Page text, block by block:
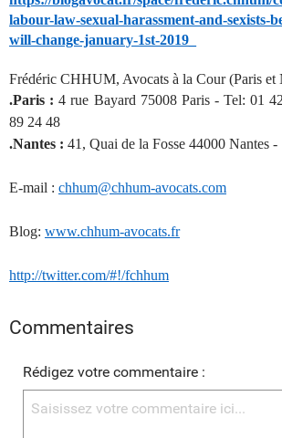
labour-law-sexual-harassment-and-sexists-
will-change-january-1st-2019_
Frédéric CHHUM, Avocats à la Cour (Paris et
.Paris : 4 rue Bayard 75008 Paris - Tel: 01
89 24 48
.Nantes : 41, Quai de la Fosse 44000 Nantes
E-mail : chhum@chhum-avocats.com
Blog: www.chhum-avocats.fr
http://twitter.com/#!/fchhum
Commentaires
Rédigez votre commentaire :